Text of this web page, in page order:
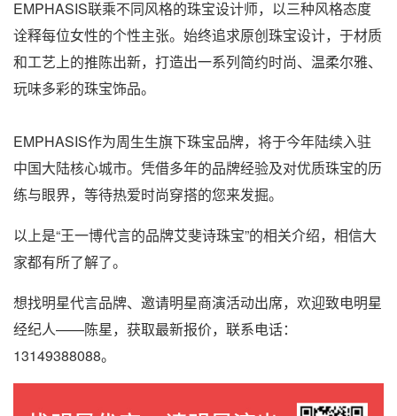
EMPHASIS联乘不同风格的珠宝设计师，以三种风格态度
诠释每位女性的个性主张。始终追求原创珠宝设计，于材质
和工艺上的推陈出新，打造出一系列简约时尚、温柔尔雅、
玩味多彩的珠宝饰品。
EMPHASIS作为周生生旗下珠宝品牌，将于今年陆续入驻
中国大陆核心城市。凭借多年的品牌经验及对优质珠宝的历
练与眼界，等待热爱时尚穿搭的您来发掘。
以上是“王一博代言的品牌艾斐诗珠宝”的相关介绍，相信大
家都有所了解了。
想找明星代言品牌、邀请明星商演活动出席，欢迎致电明星
经纪人——陈星，获取最新报价，联系电话：
13149388088。